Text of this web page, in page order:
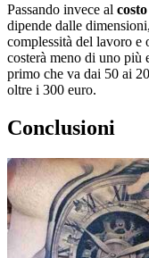
Passando invece al
dipende dalle
complessità del lavoro e
costerà meno di uno più
primo che va dai 50 ai
oltre i 300 euro.
Conclusioni